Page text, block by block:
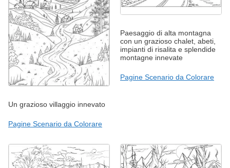
Un grazioso villaggio innevato
Pagine Scenario da Colorare
Paesaggio di alta montagna
con un grazioso chalet, abeti,
impianti di risalita e splendide
montagne innevate
Pagine Scenario da Colorare